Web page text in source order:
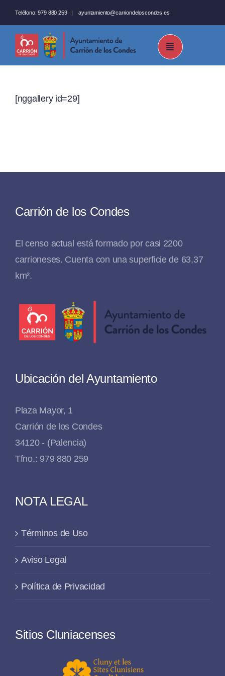
al
contenido
Teléfono: 979 880 259 |ayuntamiento@carriondeloscondes.es
[nggallery id=29]
Carrión de los Condes
El censo actual está formado por casi 2200
carrioneses. Cuenta con una superficie de 63,37
km².
Ubicación del Ayuntamiento
Plaza Mayor, 1
Carrión de los Condes
34120 - (Palencia)
Tfno.: 979 880 259
NOTA LEGAL
Términos de Uso
Aviso Legal
Política de Privacidad
Sitios Cluniacenses